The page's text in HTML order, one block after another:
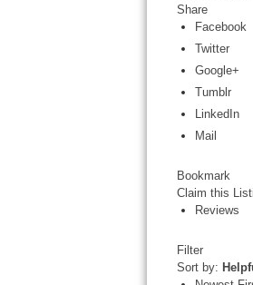
Share
Facebook
Twitter
Google+
Tumblr
LinkedIn
Mail
Bookmark
Claim this
Reviews
Filter
Sort by: